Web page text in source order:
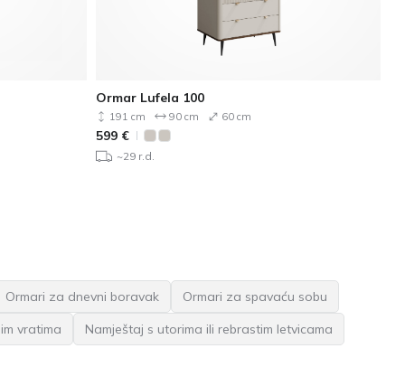
Ormar Lufela 100
191 cm 90 cm 60 cm
599 €
~29 r.d.
Ormari za dnevni boravak
Ormari za spavaću sobu
vratima
Namještaj s utorima ili rebrastim letvicama